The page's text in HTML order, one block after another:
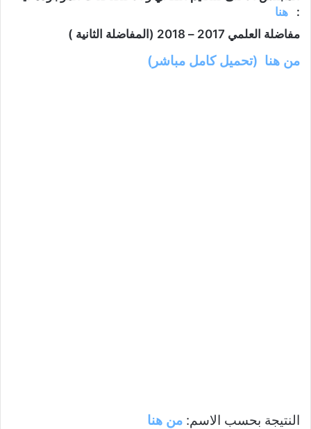
:
هنا
مفاضلة العلمي 2017 – 2018 (المفاضلة الثانية )
من هنا (تحميل كامل مباشر)
النتيجة بحسب الاسم: من هنا